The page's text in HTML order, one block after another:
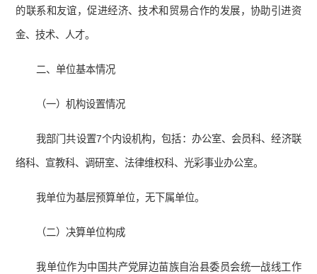
的联系和友谊，促进经济、技术和贸易合作的发展，协助引进资
金、技术、人才。
二、单位基本情况
（一）机构设置情况
我部门共设置7个内设机构，包括：办公室、会员科、经济联
络科、宣教科、调研室、法律维权科、光彩事业办公室。
我单位为基层预算单位，无下属单位。
（二）决算单位构成
我单位作为中国共产党屏边苗族自治县委员会统一战线工作